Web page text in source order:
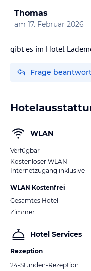
Thomas
am 17. Februar 2026
gibt es im Hotel
Frage
WLAN
Verfügbar
Kostenloser WLAN-
Internetzugang inklusive
WLAN Kostenfrei
Gesamtes Hotel
Zimmer
Hotel Services
Rezeption
24-Stunden-Rezeption